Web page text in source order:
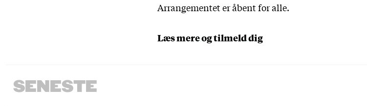
Arrangementet er åbent for alle.
Læs mere og tilmeld dig
SENESTE